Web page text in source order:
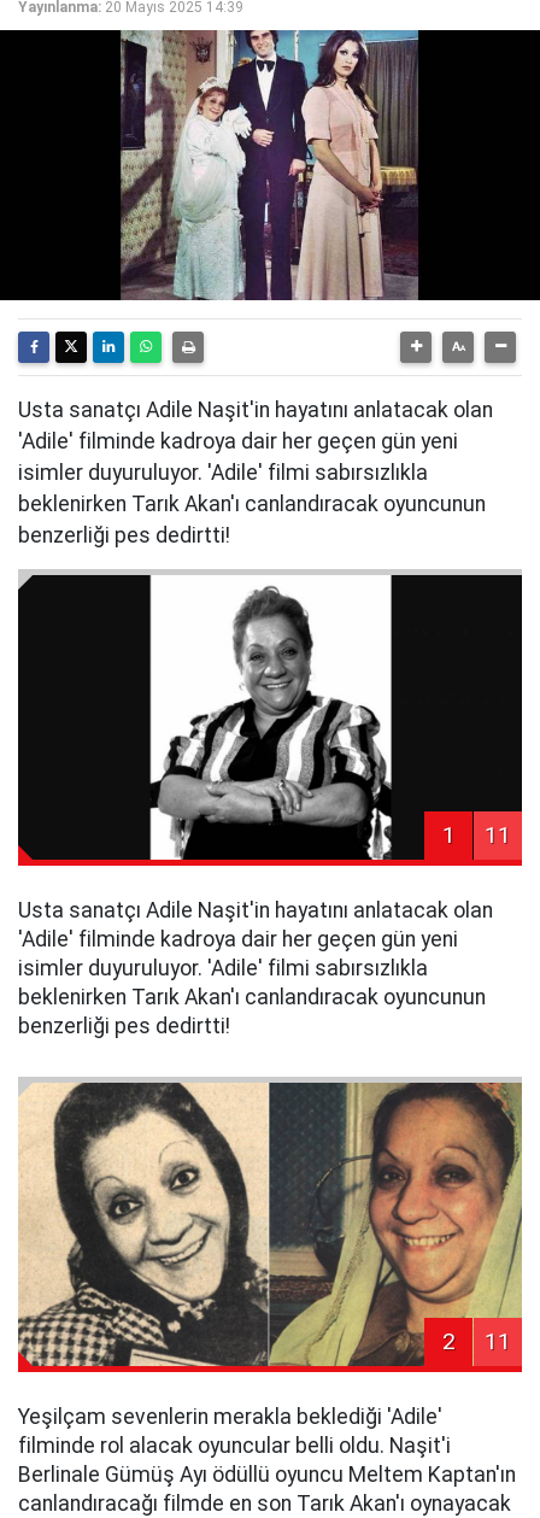
Yayınlanma: 20 Mayıs 2025 14:39
Usta sanatçı Adile Naşit'in hayatını anlatacak olan
'Adile' filminde kadroya dair her geçen gün yeni
isimler duyuruluyor. 'Adile' filmi sabırsızlıkla
beklenirken Tarık Akan'ı canlandıracak oyuncunun
benzerliği pes dedirtti!
1 11
Usta sanatçı Adile Naşit'in hayatını anlatacak olan
'Adile' filminde kadroya dair her geçen gün yeni
isimler duyuruluyor. 'Adile' filmi sabırsızlıkla
beklenirken Tarık Akan'ı canlandıracak oyuncunun
benzerliği pes dedirtti!
2 11
Yeşilçam sevenlerin merakla beklediği 'Adile'
filminde rol alacak oyuncular belli oldu. Naşit'i
Berlinale Gümüş Ayı ödüllü oyuncu Meltem Kaptan'ın
canlandıracağı filmde en son Tarık Akan'ı oynayacak